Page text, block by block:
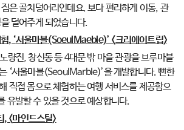
은 골치덩어리인데요. 보다 편리하게 이동, 관
덜어주게 되었습니다.
, ‘서울마블(SoeulMaeble)’ <크리에이트립>
량진, 창신동 등 4대문 밖 마을 관광을 브루마블
‘서울마블(SeoulMarble)’을 개발합니다. 뻔한
직접 몸으로 체험하는 여행 서비스를 제공함으
유발할 수 있을 것으로 예상합니다.
, <마인드스틸>